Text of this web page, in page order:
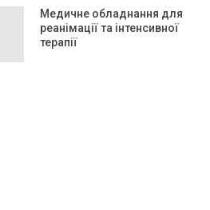
Медичне обладнання для
реанімації та інтенсивної
терапії